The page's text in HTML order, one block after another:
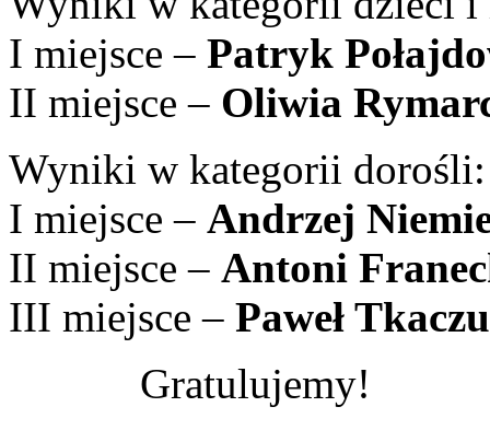
I miejsce – Patryk
II miejsce – Oliwia
Wyniki w kategorii dorośli:
I miejsce – Andrzej
II miejsce – Antoni
III miejsce – Paweł
Gratulujemy!